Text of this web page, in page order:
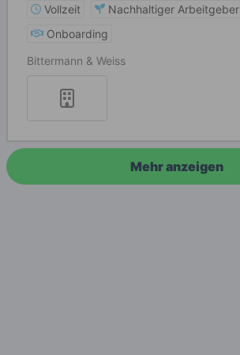
Vollzeit Nachhaltiger Arbeitgeber
Onboarding
Bittermann & Weiss
Mehr anzeigen